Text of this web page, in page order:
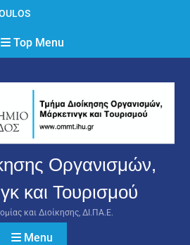
εργαλείων
και
τη
2025-
Top Menu
Οργανισμών,
και Τουρισμού
και Διοίκησης, ΔΙ.ΠΑ.Ε.
Menu